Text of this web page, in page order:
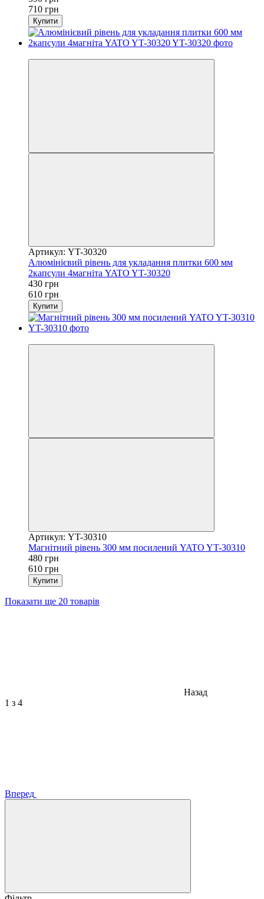
710 грн
Купити
Артикул: YT-30320
Алюмінієвий рівень для укладання плитки 600 мм
2капсули 4магніта YATO YT-30320
430 грн
610 грн
Купити
Артикул: YT-30310
Магнітний рівень 300 мм посилений YATO YT-30310
480 грн
610 грн
Купити
Показати ще 20 товарів
Назад
1 з 4
Вперед